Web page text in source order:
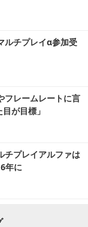
ルチプレイα参加受
フレームレートに言
が目標」
チプレイアルファは
年に